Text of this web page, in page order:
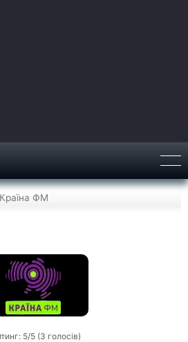
Країна ФМ
5/5 (3 голосів)